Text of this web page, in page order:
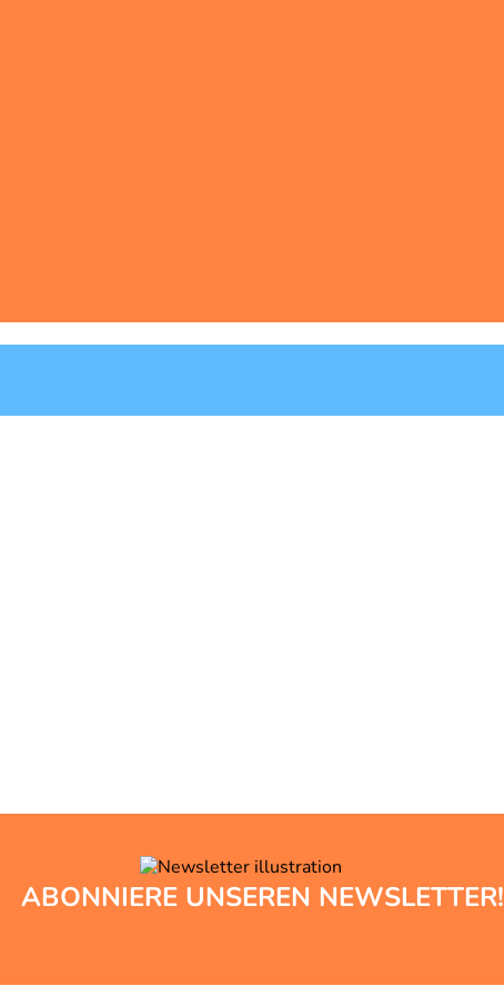
ABONNIERE UNSEREN NEWSLETTER!